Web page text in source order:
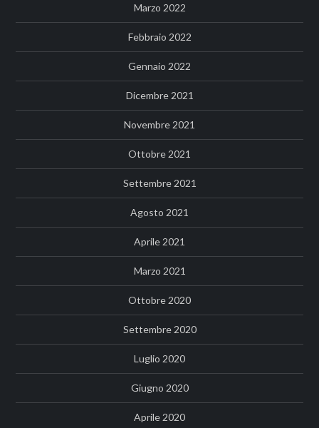
Marzo 2022
Febbraio 2022
Gennaio 2022
Dicembre 2021
Novembre 2021
Ottobre 2021
Settembre 2021
Agosto 2021
Aprile 2021
Marzo 2021
Ottobre 2020
Settembre 2020
Luglio 2020
Giugno 2020
Aprile 2020